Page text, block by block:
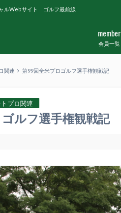
ルWebサイト ゴルフ最前線
会員一覧
member
関連 第99回全米プロゴルフ選手権観戦記
プロ関連
ルフ選手権観戦記